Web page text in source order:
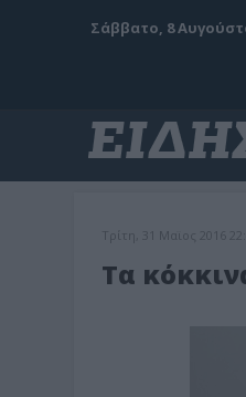
Σάββατο, 8
Τρίτη, 31 Μαϊος 2016
Τα